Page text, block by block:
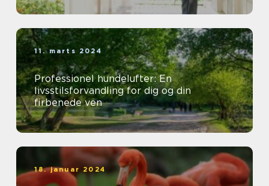
11. marts 2024
Professionel hundelufter: En
livsstilsforvandling for dig og din
firbenede ven
18. januar 2024